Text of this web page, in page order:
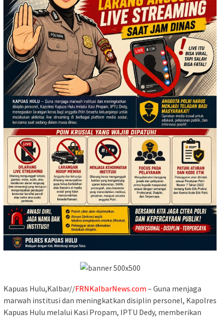
Kapuas Hulu,Kalbar//FRNKalbarNews.com – Guna menjaga
marwah institusi dan meningkatkan disiplin personel, Kapolres
Kapuas Hulu melalui Kasi Propam, IPTU Dedy, memberikan